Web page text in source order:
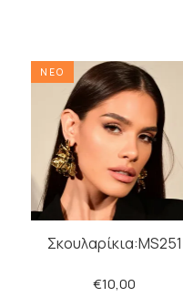
ΝΕΟ
Σκουλαρίκια:MS251
€10,00